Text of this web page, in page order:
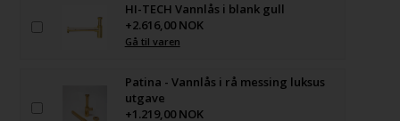
HI-TECH Vannlås i blank gull
+2.616,00 NOK
Gå til varen
Patina - Vannlås i rå messing luksus
utgave
+1.219,00 NOK